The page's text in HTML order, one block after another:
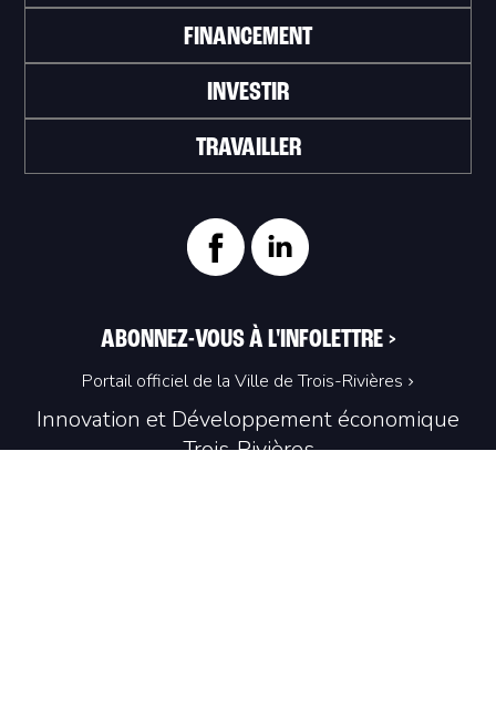
Innovation et Développement économique
Trois‑Rivières
FINANCEMENT
INVESTIR
TRAVAILLER
ABONNEZ-VOUS À L'INFOLETTRE >
Portail officiel de la Ville de Trois-Rivières